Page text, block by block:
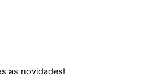
as novidades!